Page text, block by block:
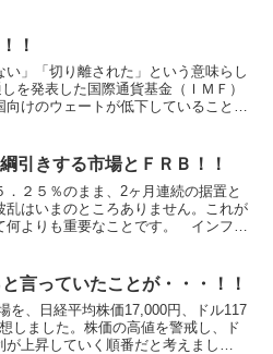
！
」「切り離された」という意味らし
を発表した国際通貨基金（ＩＭＦ）
けのウェートが低下していることな
引きする市場とＦＲＢ！！
２５％のまま、2ヶ月連続の据置と
乱はいまのところありません。これが
何よりも重要なことです。 インフレ
言っていたことが・・・！！
を、日経平均株価17,000円、ドル117
しました。株価の高値を警戒し、ド
上昇していく順番だと考えまし